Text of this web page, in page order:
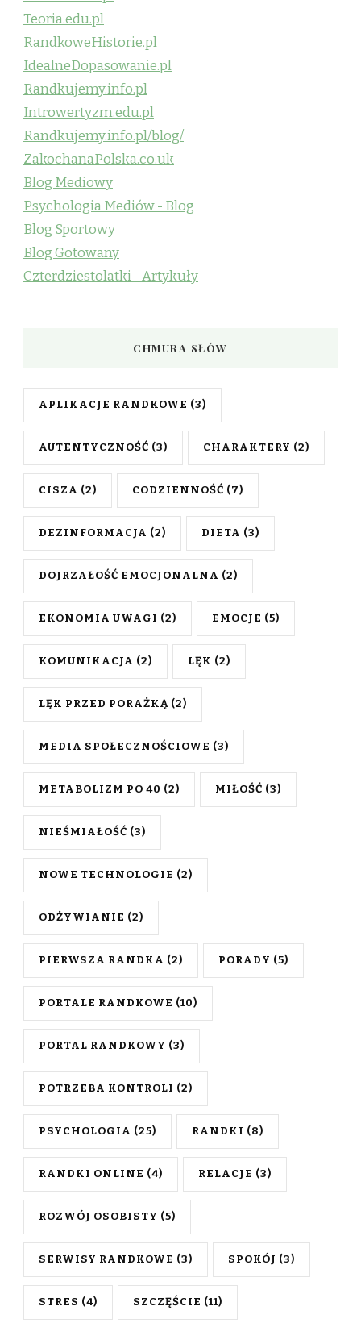
Teoria.edu.pl
RandkoweHistorie.pl
IdealneDopasowanie.pl
Randkujemy.info.pl
Introwertyzm.edu.pl
Randkujemy.info.pl/blog/
ZakochanaPolska.co.uk
Blog Mediowy
Psychologia Mediów - Blog
Blog Sportowy
Blog Gotowany
Czterdziestolatki - Artykuły
CHMURA SŁÓW
APLIKACJE RANDKOWE (3)
AUTENTYCZNOŚĆ (3) CHARAKTERY (2)
CISZA (2) CODZIENNOŚĆ (7)
DEZINFORMACJA (2) DIETA (3)
DOJRZAŁOŚĆ EMOCJONALNA (2)
EKONOMIA UWAGI (2) EMOCJE (5)
KOMUNIKACJA (2) LĘK (2)
LĘK PRZED PORAŻKĄ (2)
MEDIA SPOŁECZNOŚCIOWE (3)
METABOLIZM PO 40 (2) MIŁOŚĆ (3)
NIEŚMIAŁOŚĆ (3)
NOWE TECHNOLOGIE (2)
ODŻYWIANIE (2)
PIERWSZA RANDKA (2) PORADY (5)
PORTALE RANDKOWE (10)
PORTAL RANDKOWY (3)
POTRZEBA KONTROLI (2)
PSYCHOLOGIA (25) RANDKI (8)
RANDKI ONLINE (4) RELACJE (3)
ROZWÓJ OSOBISTY (5)
SERWISY RANDKOWE (3) SPOKÓJ (3)
STRES (4) SZCZĘŚCIE (11)